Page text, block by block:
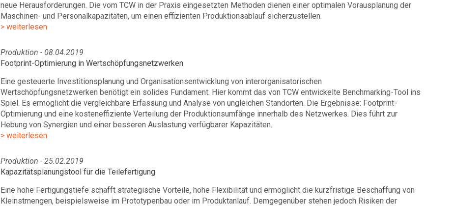
neue Herausforderungen. Die vom TCW in der Praxis eingesetzten Methoden dienen einer optimalen Vorausplanung der
Maschinen- und Personalkapazitäten, um einen effizienten Produktionsablauf sicherzustellen.
> weiterlesen
Produktion - 08.04.2019
Footprint-Optimierung in Wertschöpfungsnetzwerken
Eine gesteuerte Investitionsplanung und Organisationsentwicklung von interorganisatorischen
Wertschöpfungsnetzwerken benötigt ein solides Fundament. Hier kommt das von TCW entwickelte Benchmarking-Tool ins
Spiel. Es ermöglicht die vergleichbare Erfassung und Analyse von ungleichen Standorten. Die Ergebnisse: Footprint-
Optimierung und eine kosteneffiziente Verteilung der Produktionsumfänge innerhalb des Netzwerkes. Dies führt zur
Hebung von Synergien und einer besseren Auslastung verfügbarer Kapazitäten.
> weiterlesen
Produktion - 25.02.2019
Kapazitätsplanungstool für die Teilefertigung
Eine hohe Fertigungstiefe schafft strategische Vorteile, hohe Flexibilität und ermöglicht die kurzfristige Beschaffung von
Kleinstmengen, beispielsweise im Prototypenbau oder im Produktanlauf. Demgegenüber stehen jedoch Risiken der